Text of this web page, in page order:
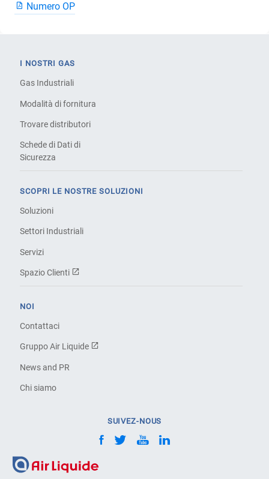
Numero OP
I NOSTRI GAS
Gas Industriali
Modalità di fornitura
Trovare distributori
Schede di Dati di
Sicurezza
SCOPRI LE NOSTRE SOLUZIONI
Soluzioni
Settori Industriali
Servizi
Spazio Clienti
NOI
Contattaci
Gruppo Air Liquide
News and PR
Chi siamo
SUIVEZ-NOUS